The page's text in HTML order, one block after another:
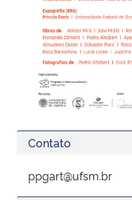
Contato
ppgart@ufsm.br